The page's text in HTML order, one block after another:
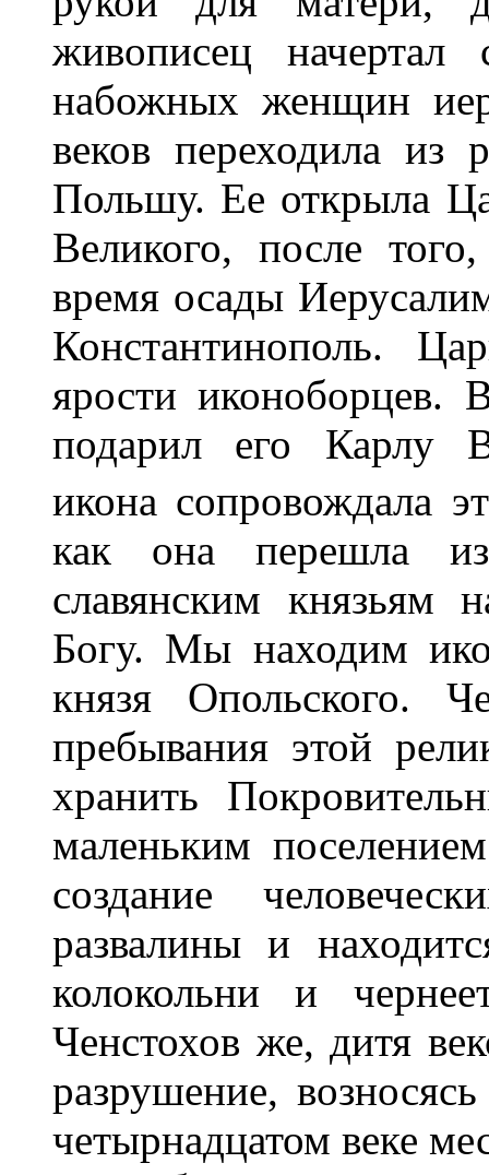
живописец
набожных женщин
веков переходила
Польшу. Ее открыла
Великого, после
время осады
Константинополь.
ярости
подарил его Карлу
икона сопровождала
как она перешла
славянским князьям
Богу. Мы находим
князя Опольского.
пребывания этой
хранить
маленьким
создание
развалины и
колокольни и
Ченстохов же, дитя
разрушение,
четырнадцатом веке